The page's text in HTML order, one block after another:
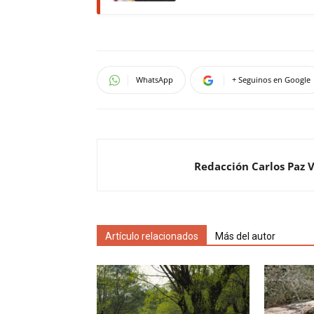
WhatsApp + Seguinos en Google
Redacción Carlos Paz
Artículo relacionados Más del autor